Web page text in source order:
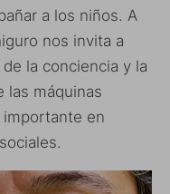
a los niños. A
nos invita a
la conciencia y la
las máquinas
importante en